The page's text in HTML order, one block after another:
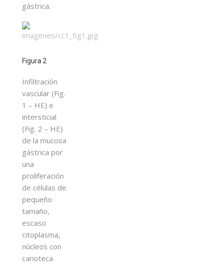
gástrica.
Figura 2
Infiltración
vascular (Fig.
1 – HE) e
intersticial
(Fig. 2 – HE)
de la mucosa
gástrica por
una
proliferación
de células de
pequeño
tamaño,
escaso
citoplasma,
núcleos con
carioteca